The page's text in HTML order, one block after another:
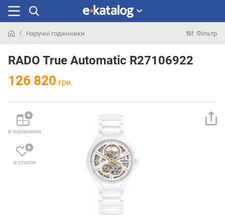
раніше
Наручні годинники Фільтр
RADO True Automatic R27106922
126 820 грн.
в порівняння
в список